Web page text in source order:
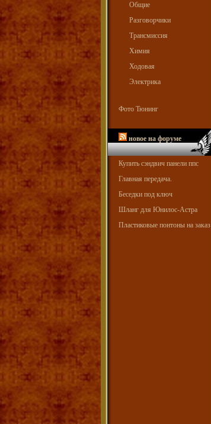
Общие
Разговорчики
Трансмиссия
Химия
Ходовая
Электрика
Фото Тюнинг
новое на форуме
Купить сэндвич панели ппс
Главная передача.
Беседки под ключ
Шланг для Юнилос-Астра
Пластиковые понтоны на заказ